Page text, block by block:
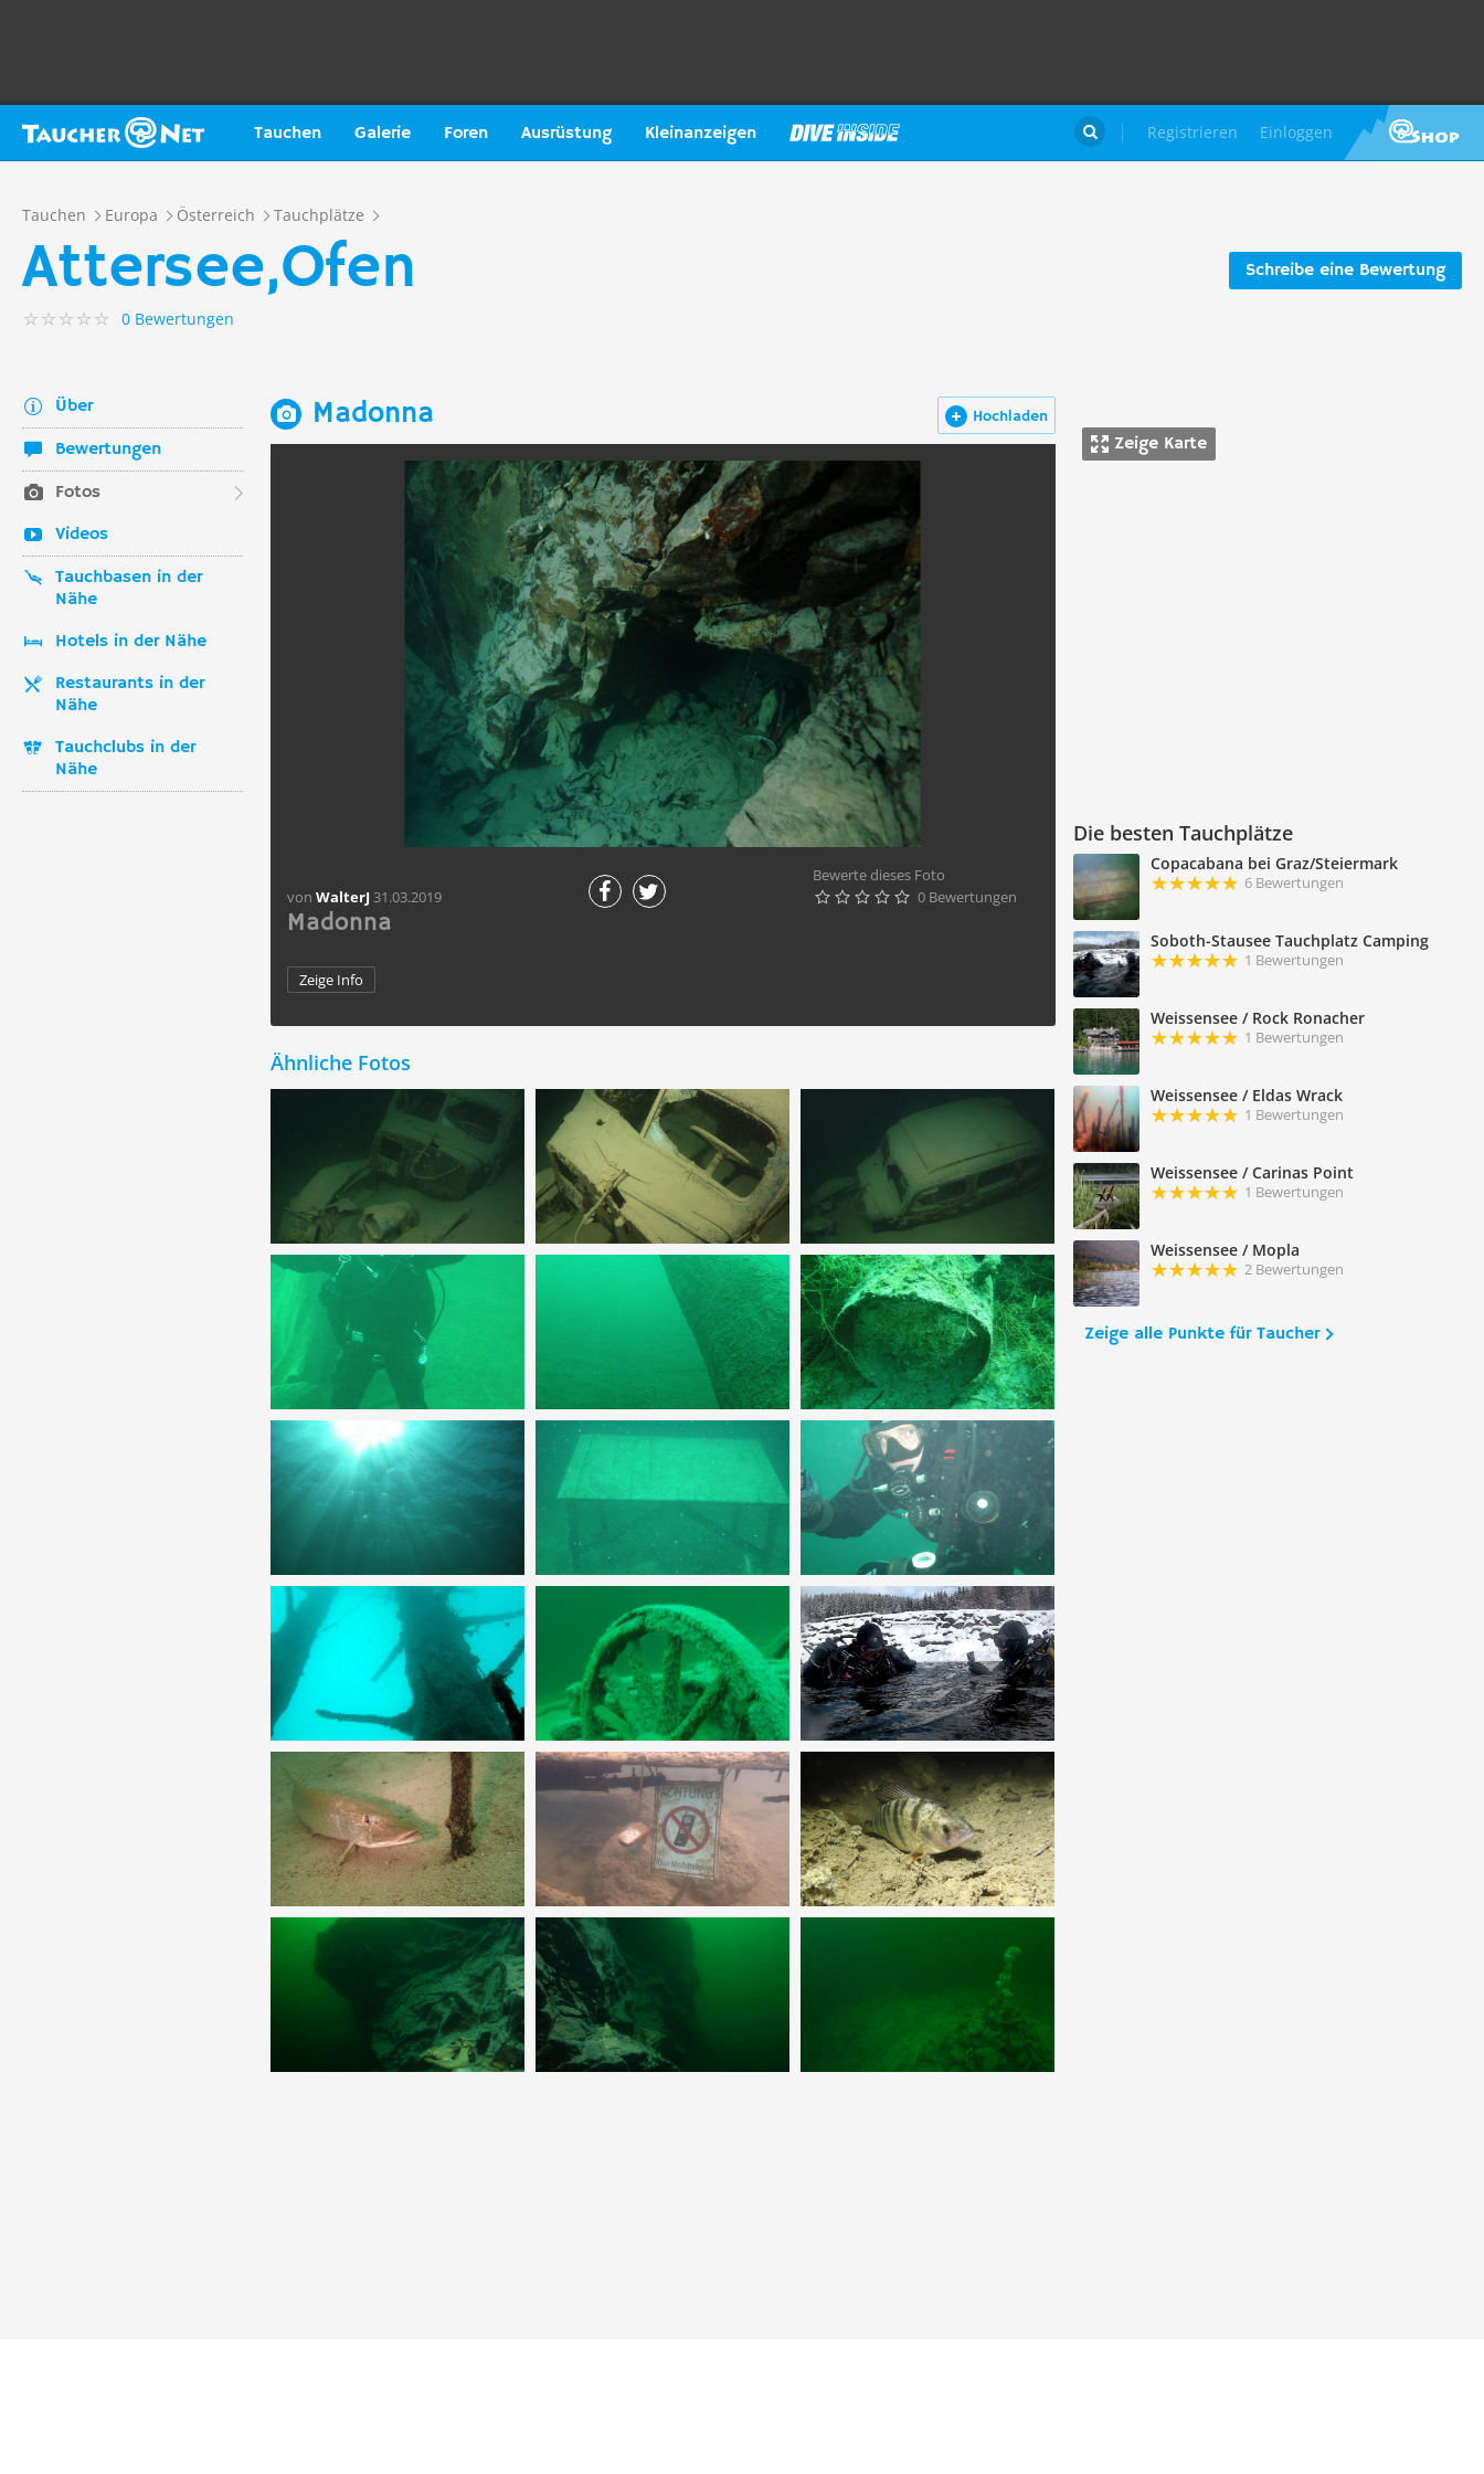
Tauchen Galerie Foren Ausrüstung Kleinanzeigen Registrieren Einloggen

Tauchen Europa Österreich Tauchplätze
Schreibe eine Bewertung
Attersee,Ofen
0 Bewertungen
Über
Bewertungen
Fotos
Videos
Tauchbasen in der
Nähe
Hotels in der Nähe
Restaurants in der
Nähe
Tauchclubs in der
Nähe
Zeige Karte
Die besten Tauchplätze
Copacabana bei Graz/Steiermark
6 Bewertungen
Soboth-Stausee Tauchplatz Camping
1 Bewertungen
Weissensee / Rock Ronacher
1 Bewertungen
Weissensee / Eldas Wrack
1 Bewertungen
Weissensee / Carinas Point
1 Bewertungen
Weissensee / Mopla
2 Bewertungen
Zeige alle Punkte für Taucher
Hochladen
Madonna
von WalterJ31.03.2019
Bewerte dieses Foto
     0 Bewertungen
Madonna
Zeige Info
Ähnliche Fotos